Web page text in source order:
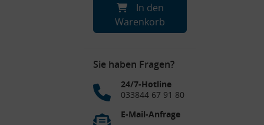
In den
Warenkorb
Sie haben Fragen?
24/7-Hotline
033844 67 91 80
E-Mail-Anfrage